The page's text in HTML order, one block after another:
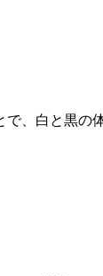
、白と黒の